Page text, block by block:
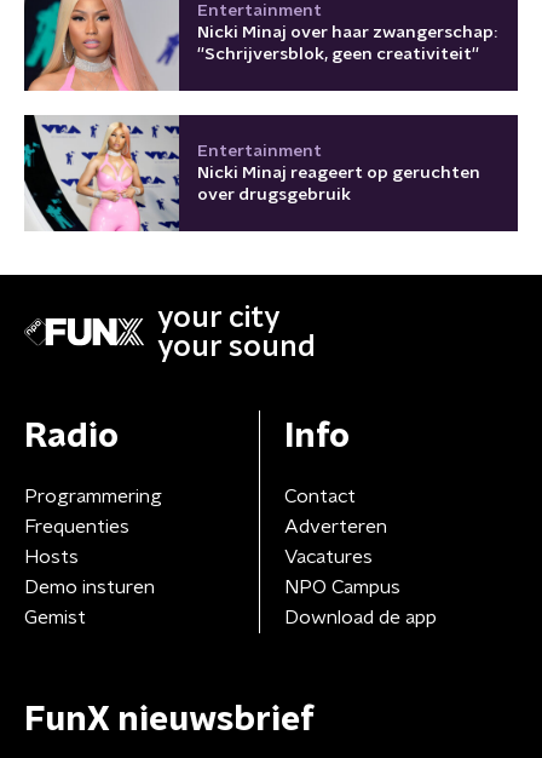
Entertainment
Nicki Minaj over haar zwangerschap:
''Schrijversblok, geen creativiteit''
Entertainment
Nicki Minaj reageert op geruchten
over drugsgebruik
your city
your sound
Radio
Programmering
Frequenties
Hosts
Demo insturen
Gemist
Info
Contact
Adverteren
Vacatures
NPO Campus
Download de app
FunX nieuwsbrief